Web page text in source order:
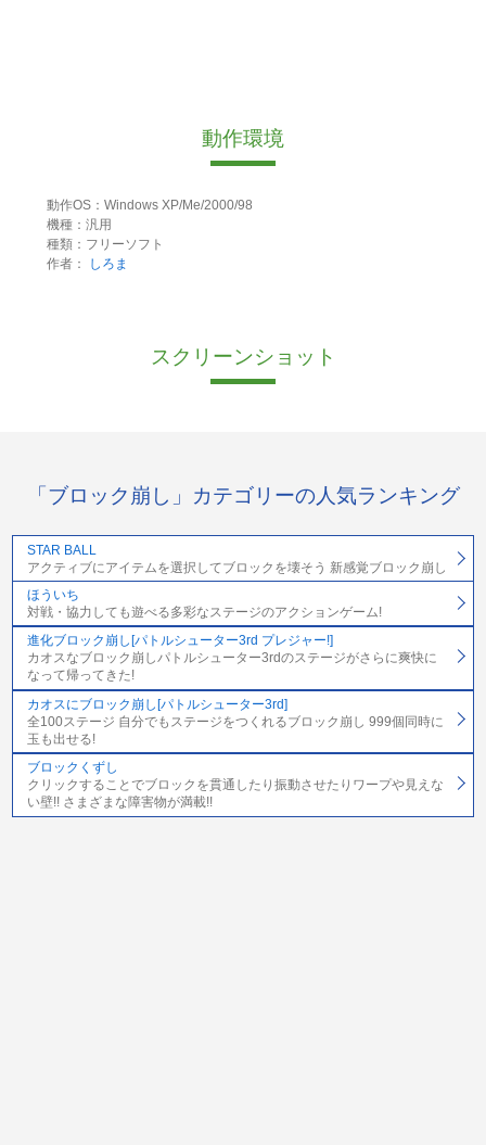
動作環境
動作OS：Windows XP/Me/2000/98
機種：汎用
種類：フリーソフト
作者：
しろま
スクリーンショット
「ブロック崩し」カテゴリーの人気ランキング
STAR BALL
アクティブにアイテムを選択してブロックを壊そう 新感覚ブロック崩し
ほういち
対戦・協力しても遊べる多彩なステージのアクションゲーム!
進化ブロック崩し[パトルシューター3rd プレジャー!]
カオスなブロック崩しパトルシューター3rdのステージがさらに爽快に
なって帰ってきた!
カオスにブロック崩し[パトルシューター3rd]
全100ステージ 自分でもステージをつくれるブロック崩し 999個同時に
玉も出せる!
ブロックくずし
クリックすることでブロックを貫通したり振動させたりワープや見えな
い壁!! さまざまな障害物が満載!!